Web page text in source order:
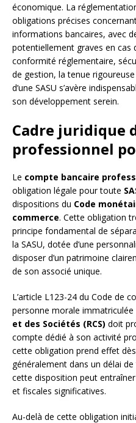
économique. La
obligations précises
informations bancaires, avec
potentiellement graves en cas
conformité réglementaire,
de gestion, la tenue
d’une SASU s’avère
son développement serein.
Cadre juridique
professionnel
Le compte bancaire
obligation légale pour toute
dispositions du Code
commerce. Cette obligation
principe fondamental de
la SASU, dotée d’une
disposer d’un patrimoine
de son associé unique.
L’article L123-24 du Code de
personne morale immatriculée
et des Sociétés (RCS) doit
compte dédié à son activité
cette obligation prend effet
généralement dans un délai
cette disposition peut
et fiscales significatives.
Au-delà de cette obligation